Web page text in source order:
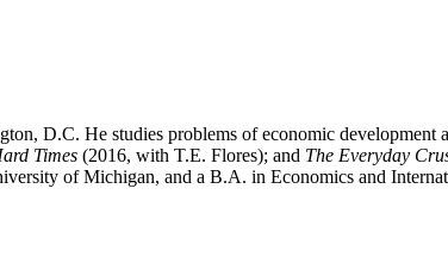
D.C. He studies problems of economic development
Times (2016, with T.E. Flores); and The Everyday
of Michigan, and a B.A. in Economics and